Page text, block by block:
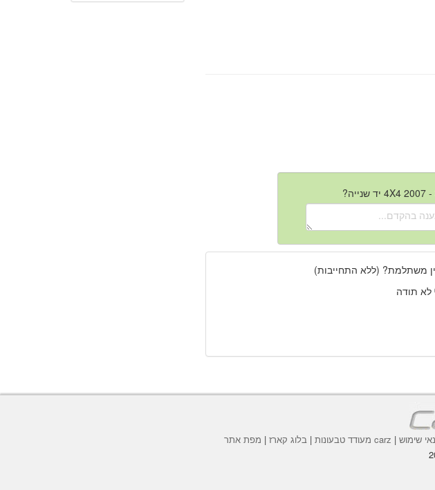
משתלמת? (ללא התחייבות)
לא תודה
שימוש | carz מעודד טבעונות | בלוג קארז | מפת אתר